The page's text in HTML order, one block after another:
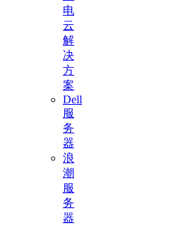
电
云
解
决
方
案
Dell
服
务
器
浪
潮
服
务
器